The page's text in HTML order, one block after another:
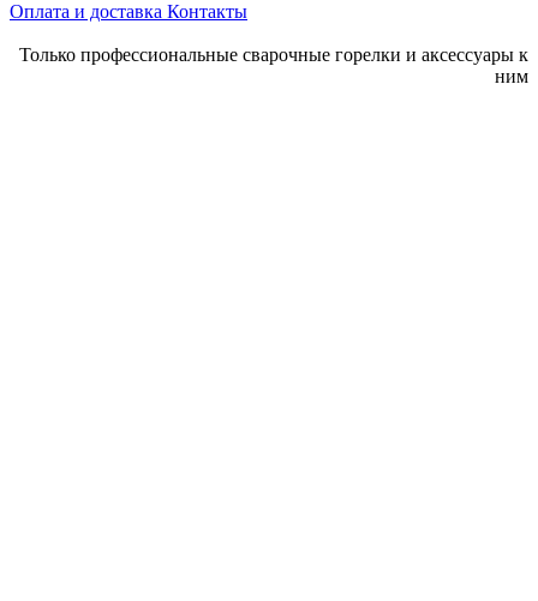
Оплата и доставка Контакты
Только профессиональные сварочные горелки и аксессуары к
ним